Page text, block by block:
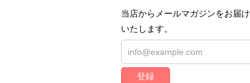
当店からメールマガジンをお届け
いたします。
登録